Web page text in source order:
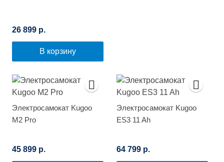
26 899 р.
В корзину
Электросамокат Kugoo
M2 Pro
45 899 р.
Электросамокат Kugoo
ES3 11 Ah
64 799 р.